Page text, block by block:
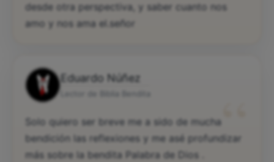
desde otra perspectiva, y saber cuanto nos
amo y nos ama el.señor
Eduardo Núñez
“
Solo quiero ser breve me a sido de mucha
bendición las reflexiones y me asé profundizar
más sobre la bendita Palabra de Dios .